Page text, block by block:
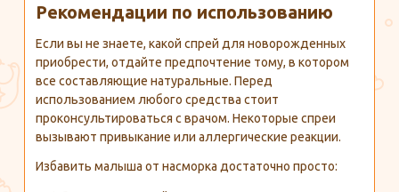
Рекомендации по использованию
Если вы не знаете, какой спрей для новорожденных
приобрести, отдайте предпочтение тому, в котором
все составляющие натуральные. Перед
использованием любого средства стоит
проконсультироваться с врачом. Некоторые спреи
вызывают привыкание или аллергические реакции.
Избавить малыша от насморка достаточно просто: